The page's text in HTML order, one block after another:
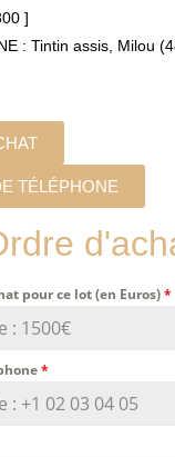
]
: Tintin assis, Milou
TÉLÉPHONE
pour ce lot (en Euros)*
*